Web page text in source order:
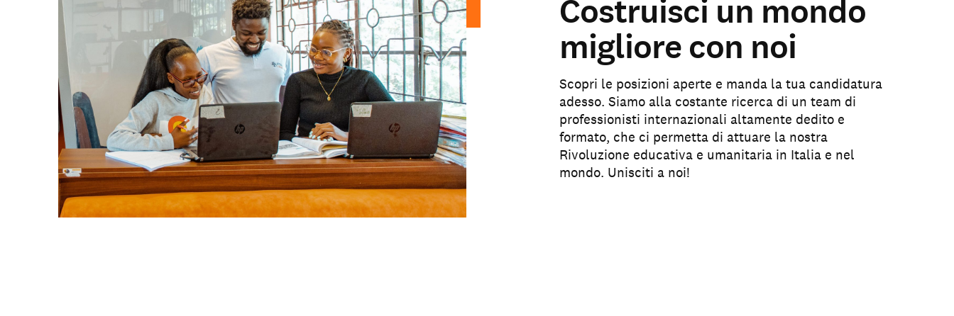
Il nostro lavoro
Costruisci un mondo
migliore con noi
Scopri le posizioni aperte e manda la tua candidatura
adesso. Siamo alla costante ricerca di un team di
professionisti internazionali altamente dedito e
formato, che ci permetta di attuare la nostra
Rivoluzione educativa e umanitaria in Italia e nel
mondo. Unisciti a noi!